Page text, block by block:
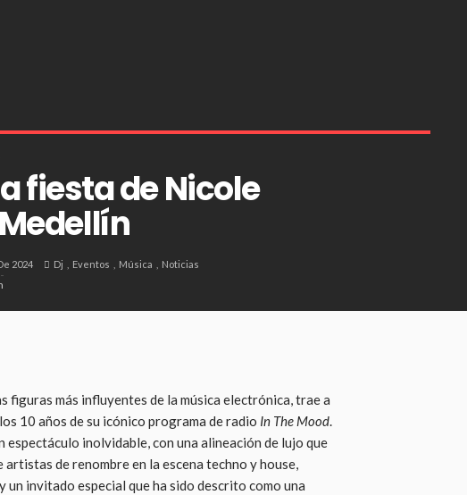
fiesta de Nicole
2024 Dj Eventos Música Noticias
figuras más influyentes de la música electrónica, trae a
10 años de su icónico programa de radio In The Mood.
espectáculo inolvidable, con una alineación de lujo que
de renombre en la escena techno y house,
un invitado especial que ha sido descrito como una